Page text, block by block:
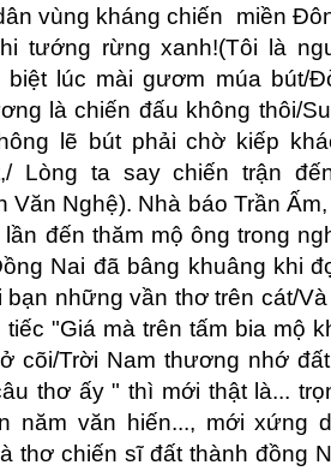
vùng kháng chiến miền
tướng rừng xanh!(Tôi là
biệt lúc mài gươm múa bút/
là chiến đấu không thôi/
lẽ bút phải chờ kiếp
Lòng ta say chiến trận
Văn Nghệ). Nhà báo Trần
lần đến thăm mộ ông trong
Nai đã bâng khuâng khi
những vần thơ trên cát/
"Giá mà trên tấm bia mộ
cõi/Trời Nam thương nhớ
thơ ấy " thì mới thật là...
năm văn hiến..., mới xứng
thơ chiến sĩ đất thành đồng